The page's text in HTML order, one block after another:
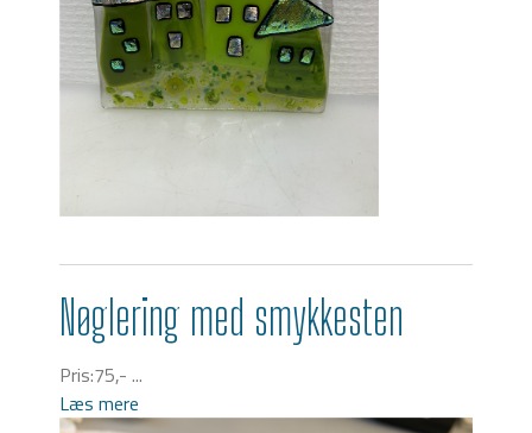
Nøglering med smykkesten
Pris:75,- ...
Læs mere